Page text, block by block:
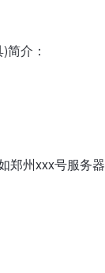
介：
郑州xxx号服务器